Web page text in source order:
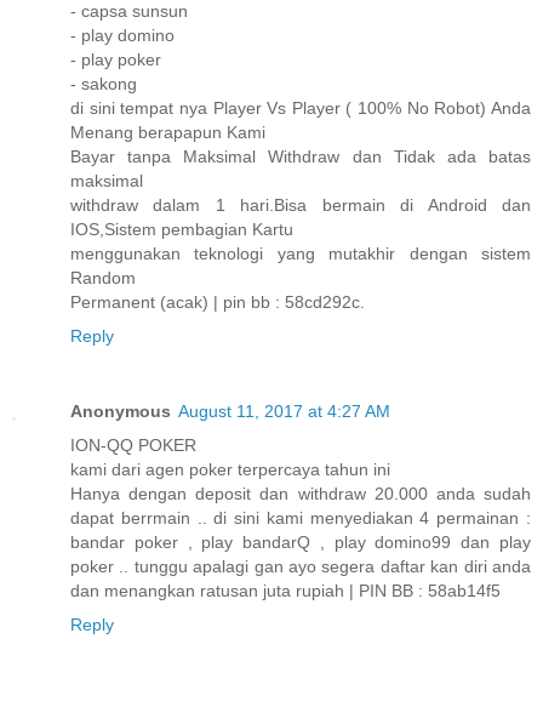
- capsa sunsun
- play domino
- play poker
- sakong
di sini tempat nya Player Vs Player ( 100% No Robot) Anda
Menang berapapun Kami
Bayar tanpa Maksimal Withdraw dan Tidak ada batas
maksimal
withdraw dalam 1 hari.Bisa bermain di Android dan
IOS,Sistem pembagian Kartu
menggunakan teknologi yang mutakhir dengan sistem
Random
Permanent (acak) | pin bb : 58cd292c.
Reply
Anonymous August 11, 2017 at 4:27 AM
ION-QQ POKER
kami dari agen poker terpercaya tahun ini
Hanya dengan deposit dan withdraw 20.000 anda sudah
dapat berrmain .. di sini kami menyediakan 4 permainan :
bandar poker , play bandarQ , play domino99 dan play
poker .. tunggu apalagi gan ayo segera daftar kan diri anda
dan menangkan ratusan juta rupiah | PIN BB : 58ab14f5
Reply